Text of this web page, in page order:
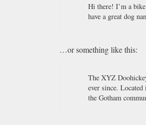
Hi there! I’m a
have a great dog
…or something like this:
The XYZ
ever since.
the Gotham